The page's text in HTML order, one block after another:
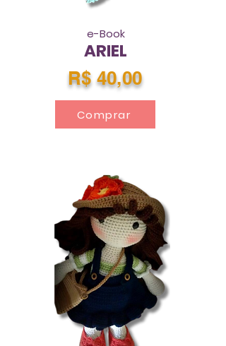
e-Book
ARIEL
R$ 40,00
Comprar